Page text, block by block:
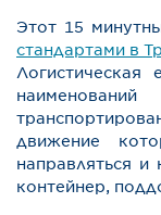
Этот 15
стандартами в
движение
направляться
контейнер,